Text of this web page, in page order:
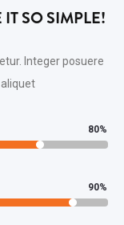
SO SIMPLE!
Integer posuere
80%
90%